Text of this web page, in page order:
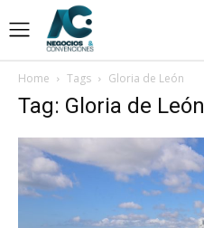
Home Tags Gloria de León
Tag: Gloria de León